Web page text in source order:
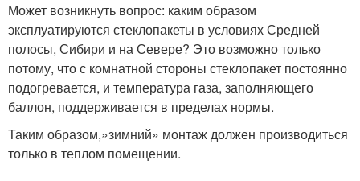
Может возникнуть вопрос: каким образом
эксплуатируются стеклопакеты в условиях Средней
полосы, Сибири и на Севере? Это возможно только
потому, что с комнатной стороны стеклопакет постоянно
подогревается, и температура газа, заполняющего
баллон, поддерживается в пределах нормы.
Таким образом,»зимний» монтаж должен производиться
только в теплом помещении.